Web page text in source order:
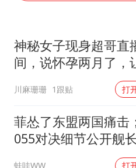
我国
奋进
神秘女子现身超哥直
间，说怀孕两月了，
哥马上给她转5000元
川麻珊珊 1跟贴 打
菲怂了东盟两国痛击
055对决细节公开舰
示｜帅化民.孙大千.
蛙哇WW 打